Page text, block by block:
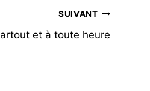
SUIVANT
et à toute heure